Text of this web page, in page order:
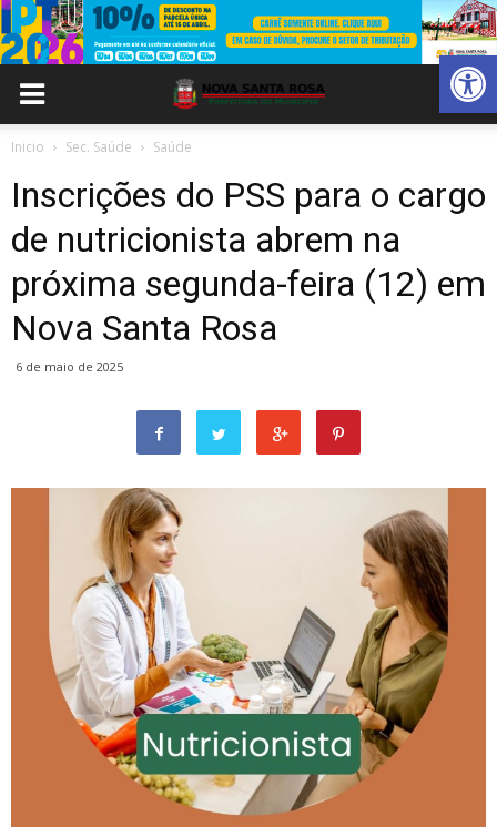
Abrir
Inicio Sec. Saúde Saúde
Inscrições do PSS para o cargo
de nutricionista abrem na
próxima segunda-feira (12) em
Nova Santa Rosa
6 de maio de 2025